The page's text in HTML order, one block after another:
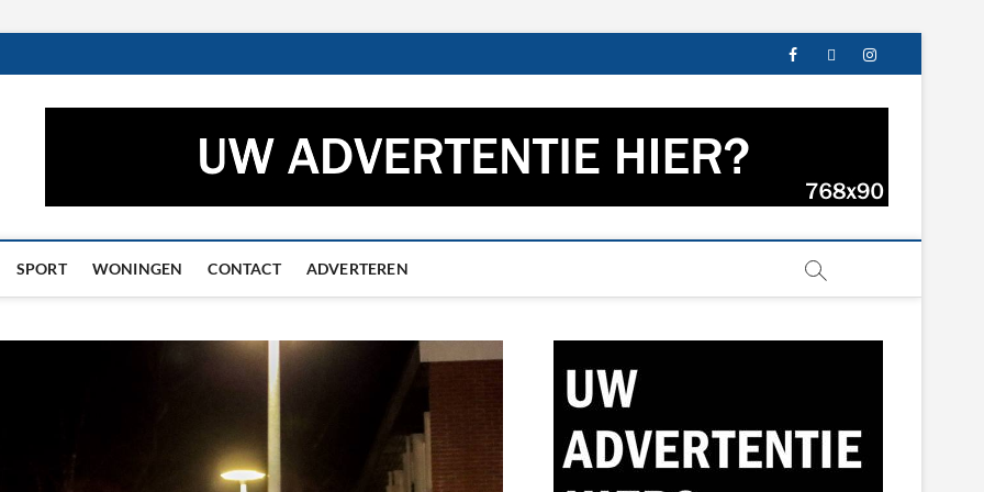
facebooktwitterinstagram
– Het laatste nieuws uit Groningen en
SPORT WONINGEN CONTACT ADVERTEREN